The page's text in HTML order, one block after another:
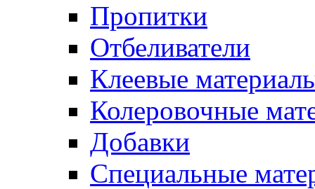
Пропитки
Отбеливатели
Клеевые
Колеровочные
Добавки
Специальные